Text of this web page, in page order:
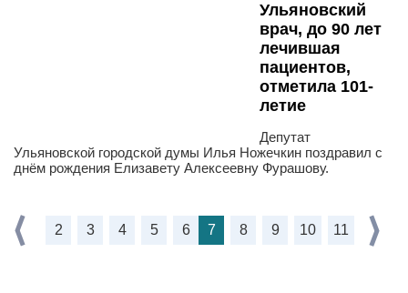
Ульяновский
врач, до 90 лет
лечившая
пациентов,
отметила 101-
летие
Депутат
Ульяновской городской думы Илья Ножечкин поздравил с
днём рождения Елизавету Алексеевну Фурашову.
2 3 4 5 6 7 8 9 10 11